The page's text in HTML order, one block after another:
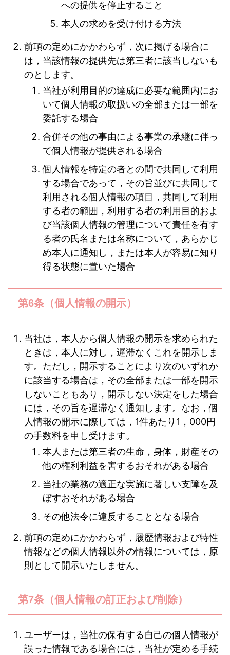
への提供を停止すること
本人の求めを受け付ける方法
前項の定めにかかわらず，次に掲げる場合に
は，当該情報の提供先は第三者に該当しないも
のとします。
当社が利用目的の達成に必要な範囲内にお
いて個人情報の取扱いの全部または一部を
委託する場合
合併その他の事由による事業の承継に伴っ
て個人情報が提供される場合
個人情報を特定の者との間で共同して利用
する場合であって，その旨並びに共同して
利用される個人情報の項目，共同して利用
する者の範囲，利用する者の利用目的およ
び当該個人情報の管理について責任を有す
る者の氏名または名称について，あらかじ
め本人に通知し，または本人が容易に知り
得る状態に置いた場合
第6条（個人情報の開示）
当社は，本人から個人情報の開示を求められた
ときは，本人に対し，遅滞なくこれを開示しま
す。ただし，開示することにより次のいずれか
に該当する場合は，その全部または一部を開示
しないこともあり，開示しない決定をした場合
には，その旨を遅滞なく通知します。なお，個
人情報の開示に際しては，1件あたり1，000円
の手数料を申し受けます。
本人または第三者の生命，身体，財産その
他の権利利益を害するおそれがある場合
当社の業務の適正な実施に著しい支障を及
ぼすおそれがある場合
その他法令に違反することとなる場合
前項の定めにかかわらず，履歴情報および特性
情報などの個人情報以外の情報については，原
則として開示いたしません。
第7条（個人情報の訂正および削除）
ユーザーは，当社の保有する自己の個人情報が
誤った情報である場合には，当社が定める手続